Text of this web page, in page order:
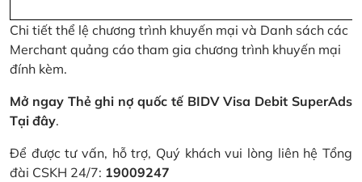
Chi tiết thể lệ chương trình khuyến mại và Danh sách các
Merchant quảng cáo tham gia chương trình khuyến mại
đính kèm.
Mở ngay Thẻ ghi nợ quốc tế BIDV Visa Debit SuperAds
Tại đây.
Để được tư vấn, hỗ trợ, Quý khách vui lòng liên hệ Tổng
đài CSKH 24/7: 19009247